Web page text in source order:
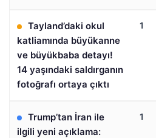
Tayland’daki okul
katliamında büyükanne
ve büyükbaba detayı!
14 yaşındaki saldırganın
fotoğrafı ortaya çıktı
1
Trump’tan İran ile
ilgili yeni açıklama:
1